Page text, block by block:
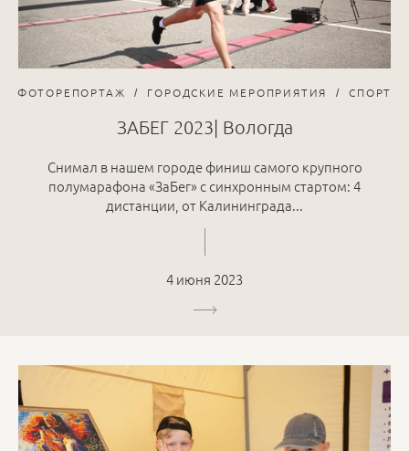
ФОТОРЕПОРТАЖ ГОРОДСКИЕ МЕРОПРИЯТИЯ СПОРТ
ЗАБЕГ 2023| Вологда
Снимал в нашем городе финиш самого крупного
полумарафона «ЗаБег» с синхронным стартом: 4
дистанции, от Калининграда...
4 июня 2023